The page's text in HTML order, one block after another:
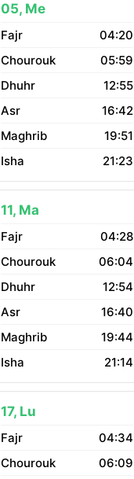
05, Me
04:20
05:59
12:55
16:42
19:51
21:23
11, Ma
04:28
06:04
12:54
16:40
19:44
21:14
17, Lu
04:34
06:09